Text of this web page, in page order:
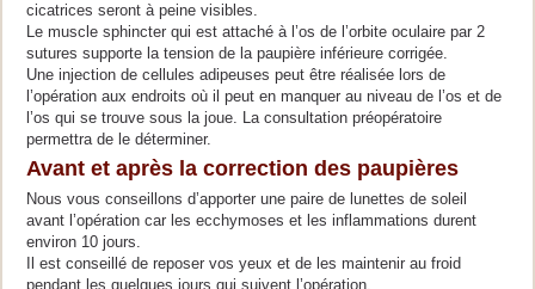
cicatrices seront à peine visibles.
Le muscle sphincter qui est attaché à l’os de l’orbite oculaire par 2
sutures supporte la tension de la paupière inférieure corrigée.
Une injection de cellules adipeuses peut être réalisée lors de
l’opération aux endroits où il peut en manquer au niveau de l’os et de
l’os qui se trouve sous la joue. La consultation préopératoire
permettra de le déterminer.
Avant et après la correction des paupières
Nous vous conseillons d’apporter une paire de lunettes de soleil
avant l’opération car les ecchymoses et les inflammations durent
environ 10 jours.
Il est conseillé de reposer vos yeux et de les maintenir au froid
pendant les quelques jours qui suivent l’opération.